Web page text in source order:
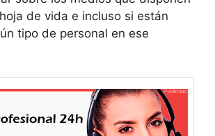
de vida e incluso si están
tipo de personal en ese